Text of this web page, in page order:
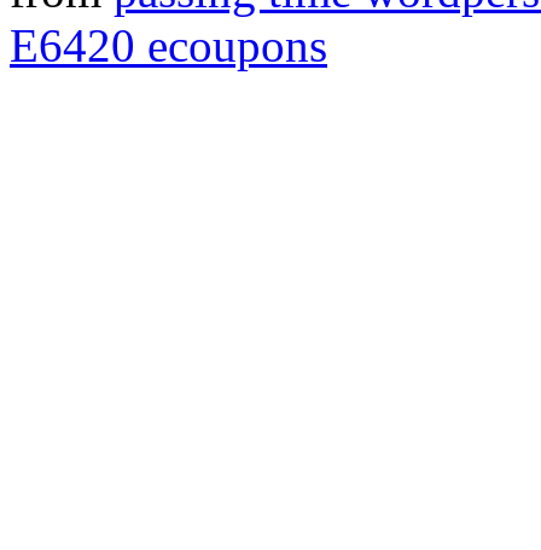
E6420 ecoupons